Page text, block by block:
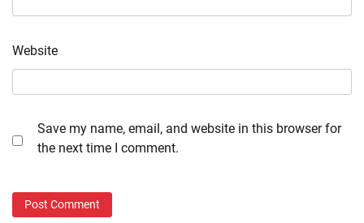
Website
Save my name, email, and website in this browser for
the next time I comment.